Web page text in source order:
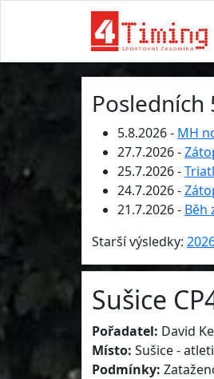
Posledních
5.8.2026 - MH
27.7.2026 -
25.7.2026 -
24.7.2026 -
21.7.2026 - Běh
Starší výsledky:
Sušice
Pořadatel: David
Místo: Sušice -
Podmínky: